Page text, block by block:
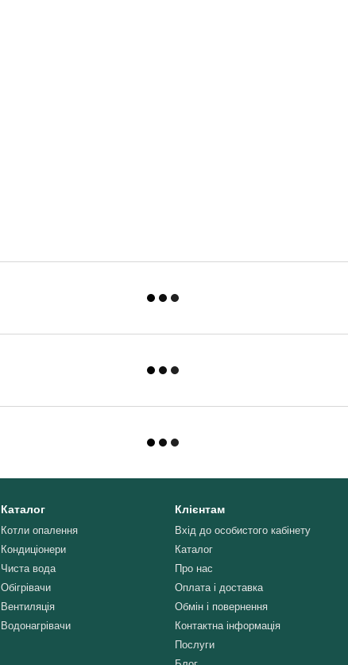
Каталог
Котли опалення
Кондиціонери
Чиста вода
Обігрівачи
Вентиляція
Водонагрівачи
Клієнтам
Вхід до особистого кабінету
Каталог
Про нас
Оплата і доставка
Обмін і повернення
Контактна інформація
Послуги